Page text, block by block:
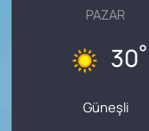
PAZAR
30°
Güneşli